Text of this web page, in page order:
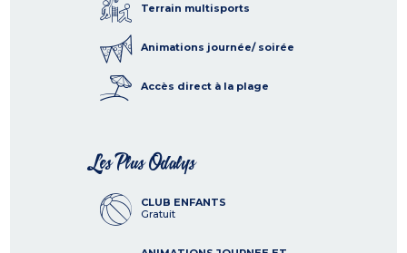
Terrain multisports
Animations journée/ soirée
Accès direct à la plage
Les Plus Odalys
CLUB ENFANTS
Gratuit